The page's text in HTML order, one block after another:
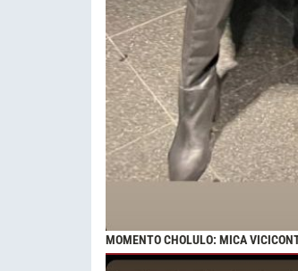
MOMENTO CHOLULO: MICA